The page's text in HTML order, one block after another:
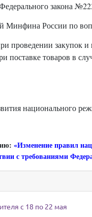
закона
Минфина России по
проведении закупок и
поставке товаров в
национального
«Изменение правил
с требованиями
с 18 по 22 мая